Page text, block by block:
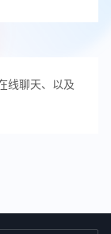
线聊天、以及